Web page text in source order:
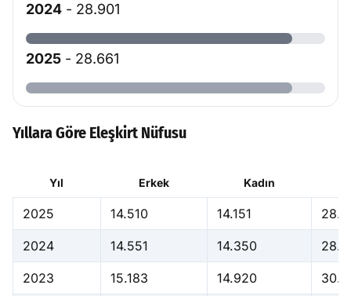
2024 - 28.901
2025 - 28.661
Yıllara Göre Eleşkirt Nüfusu
Yıl Erkek Kadın
2025 14.510 14.151
2024 14.551 14.350
2023 15.183 14.920